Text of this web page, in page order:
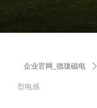
企业官网_德珑磁电 ꄲ
型电感